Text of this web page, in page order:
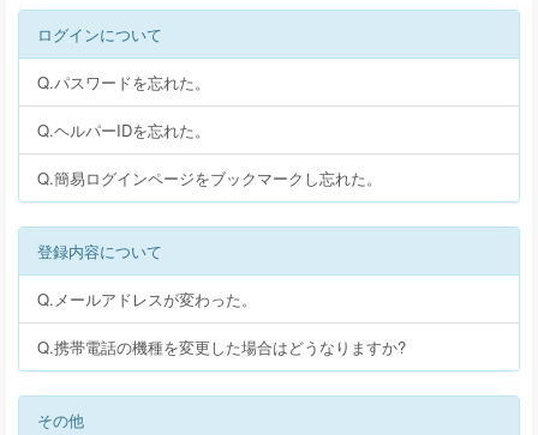
ログインについて
Q.パスワードを忘れた。
Q.ヘルパーIDを忘れた。
Q.簡易ログインページをブックマークし忘れた。
登録内容について
Q.メールアドレスが変わった。
Q.携帯電話の機種を変更した場合はどうなりますか?
その他